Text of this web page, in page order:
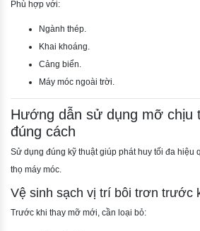
Phù hợp với:
Ngành thép.
Khai khoáng.
Cảng biển.
Máy móc ngoài trời.
Hướng dẫn sử dụng mỡ chịu
đúng cách
Sử dụng đúng kỹ thuật giúp phát huy tối đa hiệu
thọ máy móc.
Vệ sinh sạch vị trí bôi trơn trước
Trước khi thay mỡ mới, cần loại bỏ: